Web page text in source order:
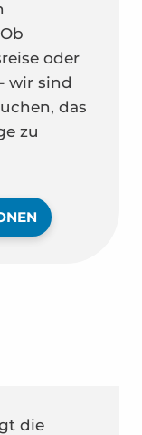
oder
wir sind
das
zu
die